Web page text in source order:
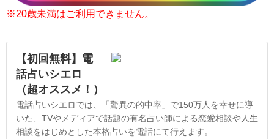
※20歳未満はご利用できません。
【初回無料】電
話占いシエロ
（超オススメ！）
電話占いシエロでは、「驚異の的中率」で150万人を幸せに導
いた、TVやメディアで話題の有名占い師による恋愛相談や人生
相談をはじめとした本格占いを電話にて行えます。